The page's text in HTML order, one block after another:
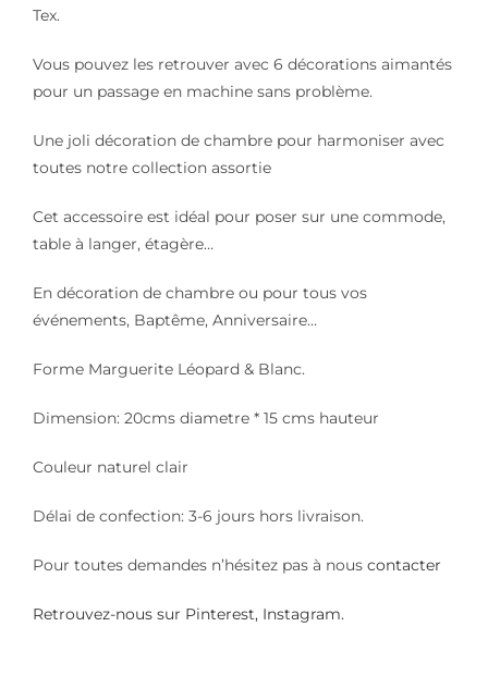
Tex.
Vous pouvez les retrouver avec 6 décorations aimantés
pour un passage en machine sans problème.
Une joli décoration de chambre pour harmoniser avec
toutes notre collection assortie
Cet accessoire est idéal pour poser sur une commode,
table à langer, étagère…
En décoration de chambre ou pour tous vos
événements, Baptême, Anniversaire…
Forme Marguerite Léopard & Blanc.
Dimension: 20cms diametre * 15 cms hauteur
Couleur naturel clair
Délai de confection: 3-6 jours hors livraison.
Pour toutes demandes n’hésitez pas à nous contacter
Retrouvez-nous sur Pinterest, Instagram.